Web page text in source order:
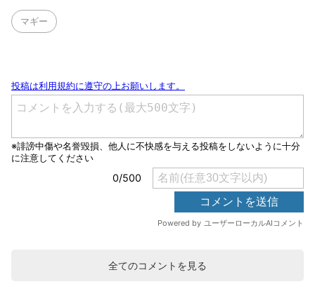
マギー
全てのコメントを見る